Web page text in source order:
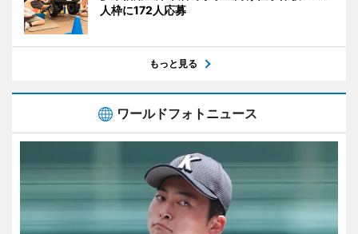
人枠に172人応募
もっと見る
ワールドフォトニュース